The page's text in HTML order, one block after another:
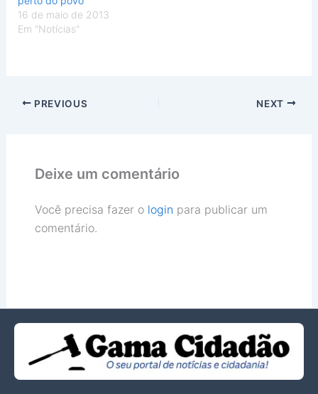
16 de maio de 2013
Em "Notícias"
PREVIOUS NEXT
Deixe um comentário
Você precisa fazer o login para publicar um
comentário.